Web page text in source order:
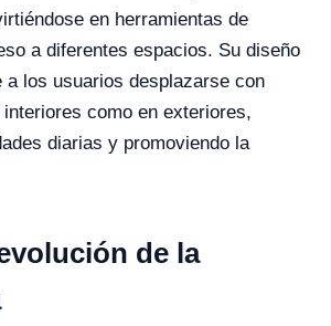
en herramientas de
a diferentes espacios. Su diseño
a los usuarios desplazarse con
como en exteriores,
diarias y promoviendo la
de la